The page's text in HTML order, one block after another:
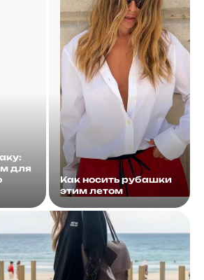
для
Как носить рубашки
этим летом